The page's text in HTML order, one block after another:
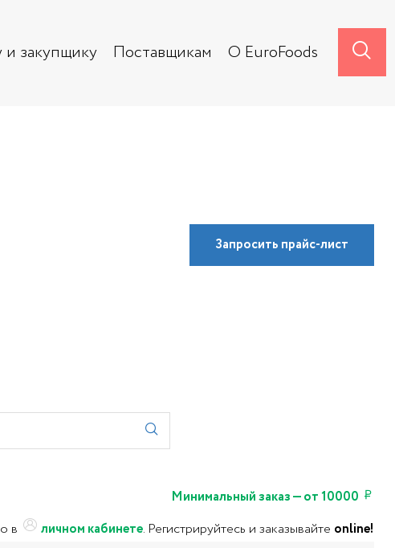
закупщику Поставщикам О EuroFoods
Запросить прайс-лист
Минимальный заказ — от 10000
в
личном кабинете. Регистрируйтесь и заказывайте online!